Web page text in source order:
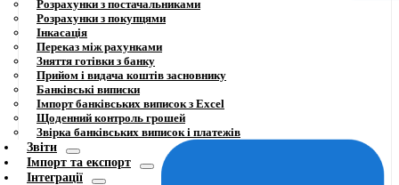
Розрахунки з постачальниками
Розрахунки з покупцями
Інкасація
Переказ між рахунками
Зняття готівки з банку
Прийом і видача коштів засновнику
Банківські виписки
Імпорт банківських виписок з Excel
Щоденний контроль грошей
Звірка банківських виписок і платежів
Звіти
Імпорт та експорт
Інтеграції